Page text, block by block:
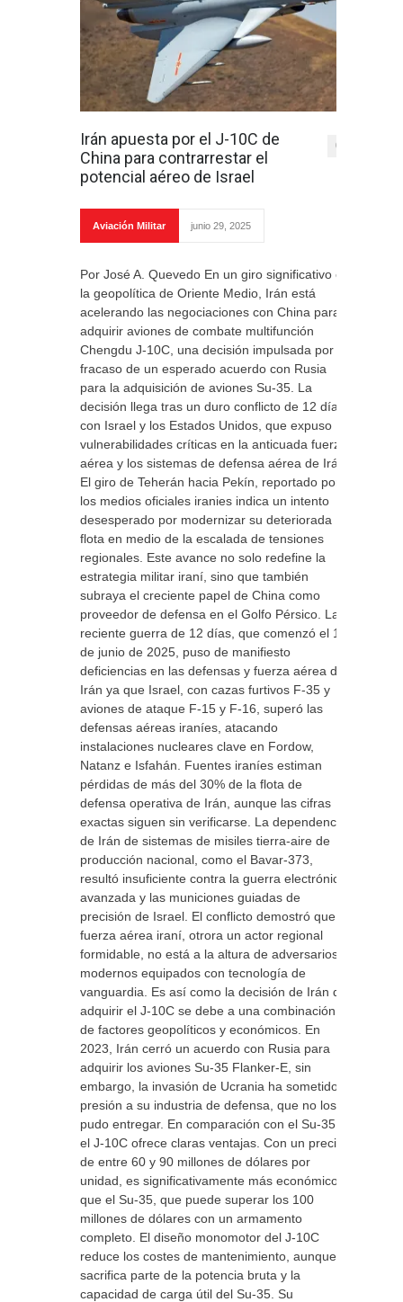
Irán apuesta por el J-10C de
China para contrarrestar el
potencial aéreo de Israel
0
Aviación Militar junio 29, 2025
Por José A. Quevedo En un giro significativo en
la geopolítica de Oriente Medio, Irán está
acelerando las negociaciones con China para
adquirir aviones de combate multifunción
Chengdu J-10C, una decisión impulsada por el
fracaso de un esperado acuerdo con Rusia
para la adquisición de aviones Su-35. La
decisión llega tras un duro conflicto de 12 días
con Israel y los Estados Unidos, que expuso
vulnerabilidades críticas en la anticuada fuerza
aérea y los sistemas de defensa aérea de Irán.
El giro de Teherán hacia Pekín, reportado por
los medios oficiales iranies indica un intento
desesperado por modernizar su deteriorada
flota en medio de la escalada de tensiones
regionales. Este avance no solo redefine la
estrategia militar iraní, sino que también
subraya el creciente papel de China como
proveedor de defensa en el Golfo Pérsico. La
reciente guerra de 12 días, que comenzó el 13
de junio de 2025, puso de manifiesto
deficiencias en las defensas y fuerza aérea de
Irán ya que Israel, con cazas furtivos F-35 y
aviones de ataque F-15 y F-16, superó las
defensas aéreas iraníes, atacando
instalaciones nucleares clave en Fordow,
Natanz e Isfahán. Fuentes iraníes estiman
pérdidas de más del 30% de la flota de
defensa operativa de Irán, aunque las cifras
exactas siguen sin verificarse. La dependencia
de Irán de sistemas de misiles tierra-aire de
producción nacional, como el Bavar-373,
resultó insuficiente contra la guerra electrónica
avanzada y las municiones guiadas de
precisión de Israel. El conflicto demostró que la
fuerza aérea iraní, otrora un actor regional
formidable, no está a la altura de adversarios
modernos equipados con tecnología de
vanguardia. Es así como la decisión de Irán de
adquirir el J-10C se debe a una combinación
de factores geopolíticos y económicos. En
2023, Irán cerró un acuerdo con Rusia para
adquirir los aviones Su-35 Flanker-E, sin
embargo, la invasión de Ucrania ha sometido a
presión a su industria de defensa, que no los
pudo entregar. En comparación con el Su-35,
el J-10C ofrece claras ventajas. Con un precio
de entre 60 y 90 millones de dólares por
unidad, es significativamente más económico
que el Su-35, que puede superar los 100
millones de dólares con un armamento
completo. El diseño monomotor del J-10C
reduce los costes de mantenimiento, aunque
sacrifica parte de la potencia bruta y la
capacidad de carga útil del Su-35. Su